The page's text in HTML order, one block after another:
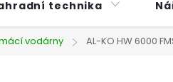
technika
vodárny AL-KO HW 6000